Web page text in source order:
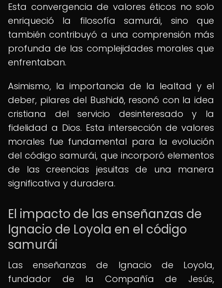
Esta convergencia de valores éticos no solo
enriqueció la filosofía samurái, sino que
también contribuyó a una comprensión más
profunda de las complejidades morales que
enfrentaban.
Asimismo, la importancia de la lealtad y el
deber, pilares del Bushidō, resonó con la idea
cristiana del servicio desinteresado y la
fidelidad a Dios. Esta intersección de valores
morales fue fundamental para la evolución
del código samurái, que incorporó elementos
de las creencias jesuitas de una manera
significativa y duradera.
El impacto de las enseñanzas de
Ignacio de Loyola en el código
samurái
Las enseñanzas de Ignacio de Loyola,
fundador de la Compañía de Jesús,